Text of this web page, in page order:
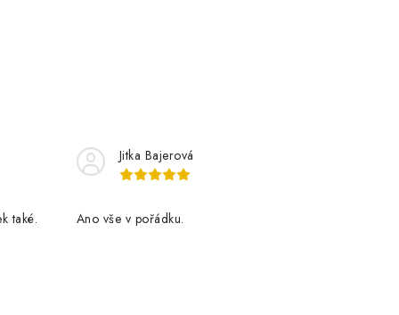
také.
Jitka Bajerová
Ano vše v pořádku.